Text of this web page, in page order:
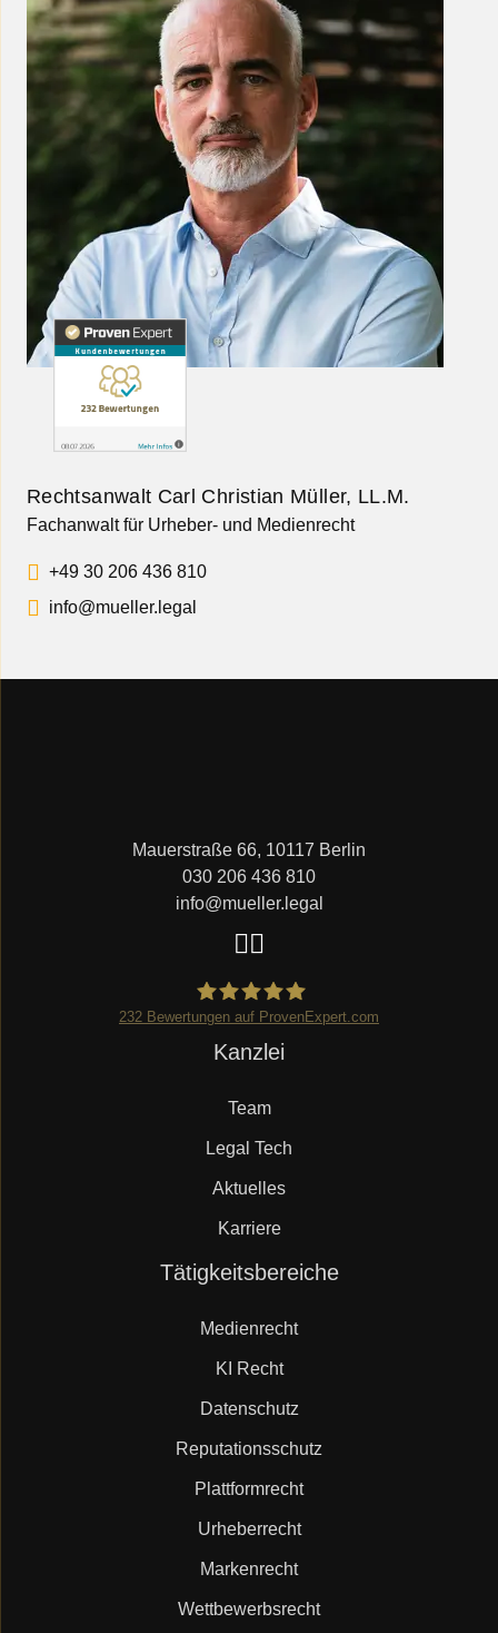
Rechtsanwalt Carl Christian Müller, LL.M.
Fachanwalt für Urheber- und Medienrecht
+49 30 206 436 810
info@mueller.legal
Mauerstraße 66, 10117 Berlin
030 206 436 810
info@mueller.legal
Mueller.legal
232 Bewertungen auf ProvenExpert.com
Kanzlei
Team
Legal Tech
Aktuelles
Karriere
Tätigkeitsbereiche
Medienrecht
KI Recht
Datenschutz
Reputationsschutz
Plattformrecht
Urheberrecht
Markenrecht
Wettbewerbsrecht